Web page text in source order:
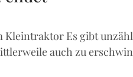
Kleintraktor Es gibt
auch zu